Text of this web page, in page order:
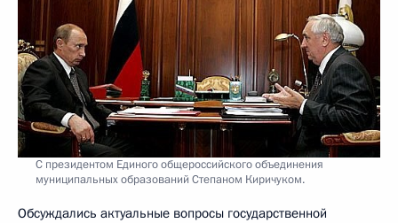
С президентом Единого общероссийского объединения
муниципальных образований Степаном Киричуком.
Обсуждались актуальные вопросы государственной